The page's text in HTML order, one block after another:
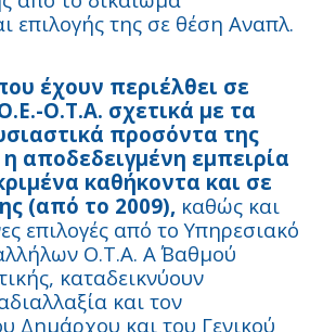
επιλογής της σε θέση Αναπλ.
έχουν περιέλθει σε
Ο.Τ.Α. σχετικά με τα
προσόντα της
αποδεδειγμένη εμπειρία
καθήκοντα και σε
(από το 2009), καθώς και
επιλογές από το Υπηρεσιακό
Ο.Τ.Α. Α΄ Βαθμού
καταδεικνύουν
και τον
Δημάρχου και του Γενικού